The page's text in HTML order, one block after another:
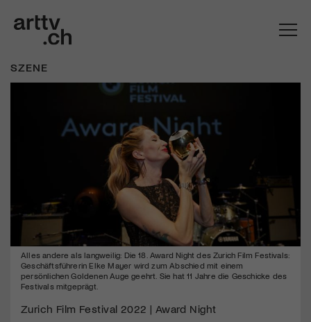
SZENE
Alles andere als langweilig: Die 18. Award Night des Zurich Film Festivals:
Geschäftsführerin Elke Mayer wird zum Abschied mit einem
persönlichen Goldenen Auge geehrt. Sie hat 11 Jahre die Geschicke des
Festivals mitgeprägt.
Zurich Film Festival 2022 | Award Night
Mach mit: «Be Part of the Art»!
Engagiere dich als Kulturliebhaber:in, Kulturschaffende(r) oder
Kulturinstitution und unterstütze unsere Arbeit.
Mit deiner Mitgliedschaft erhältst du kostenlosen Zugang zu
diversen Kulturevents.